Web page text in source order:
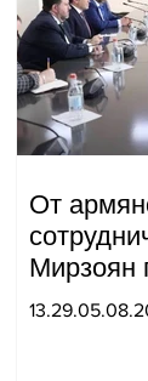
От
Мирзоян